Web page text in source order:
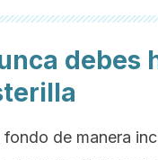
debes
fondo de manera